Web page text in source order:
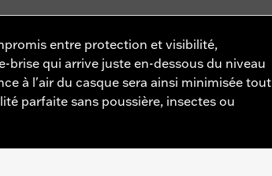
entre protection et visibilité,
brise qui arrive juste en-dessous du niveau
à l'air du casque sera ainsi minimisée tout
parfaite sans poussière, insectes ou